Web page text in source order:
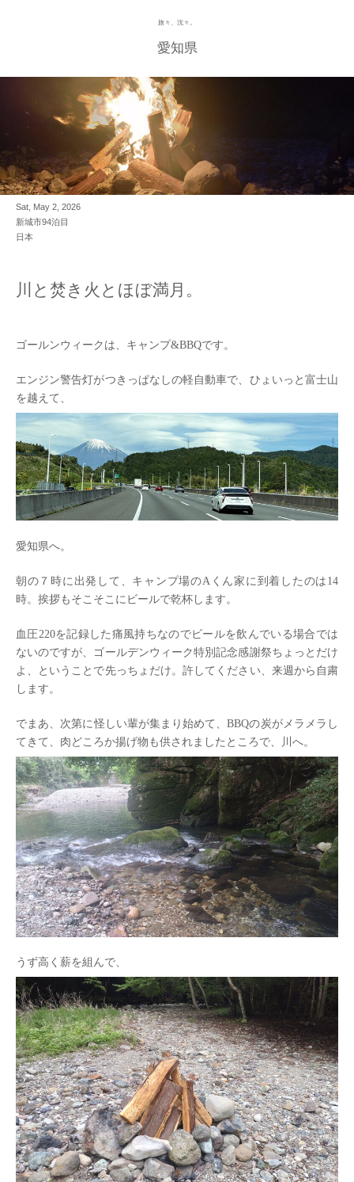
旅々、沈々。
愛知県
Sat, May 2, 2026
新城市94泊目
日本
川と焚き火とほぼ満月。
ゴールンウィークは、キャンプ&BBQです。
エンジン警告灯がつきっぱなしの軽自動車で、ひょいっと富士山
を越えて、
愛知県へ。
朝の７時に出発して、キャンプ場のAくん家に到着したのは14
時。挨拶もそこそこにビールで乾杯します。
血圧220を記録した痛風持ちなのでビールを飲んでいる場合では
ないのですが、ゴールデンウィーク特別記念感謝祭ちょっとだけ
よ、ということで先っちょだけ。許してください、来週から自粛
します。
でまあ、次第に怪しい輩が集まり始めて、BBQの炭がメラメラし
てきて、肉どころか揚げ物も供されましたところで、川へ。
うず高く薪を組んで、